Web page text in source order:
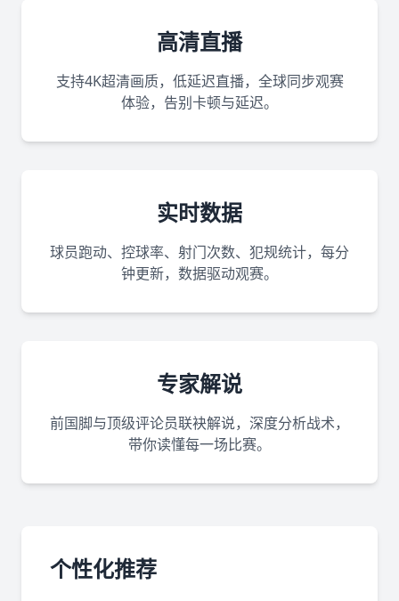
高清直播
支持4K超清画质，低延迟直播，全球同步观赛
体验，告别卡顿与延迟。
实时数据
球员跑动、控球率、射门次数、犯规统计，每分
钟更新，数据驱动观赛。
专家解说
前国脚与顶级评论员联袂解说，深度分析战术，
带你读懂每一场比赛。
个性化推荐